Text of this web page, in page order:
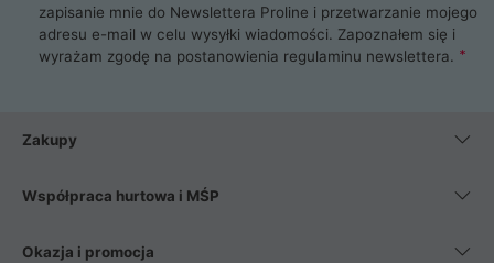
zapisanie mnie do Newslettera Proline i przetwarzanie mojego
adresu e-mail w celu wysyłki wiadomości. Zapoznałem się i
wyrażam zgodę na postanowienia regulaminu newslettera.
Zakupy
Współpraca hurtowa i MŚP
Okazja i promocja